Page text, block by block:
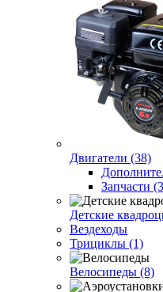
Двигатели (38)
Запчасти
Детские
Вездеходы
Трициклы (1)
Велосипеды (8)